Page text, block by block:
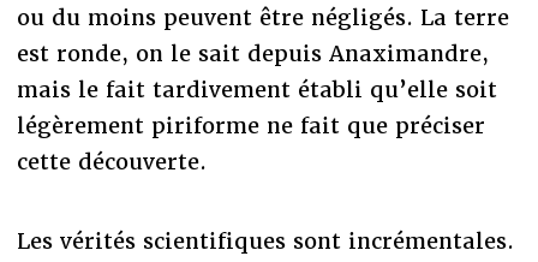
ou du moins peuvent être négligés. La terre
est ronde, on le sait depuis Anaximandre,
mais le fait tardivement établi qu’elle soit
légèrement piriforme ne fait que préciser
cette découverte.
Les vérités scientifiques sont incrémentales.